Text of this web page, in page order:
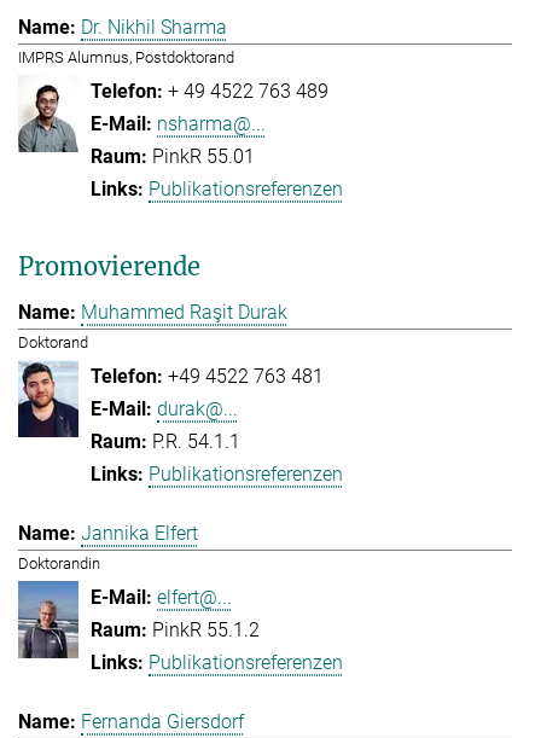
Dr. Nikhil Sharma
IMPRS Alumnus, Postdoktorand
+ 49 4522 763 489
nsharma@...
PinkR 55.01
Publikationsreferenzen
Promovierende
Muhammed Raşit Durak
Doktorand
+49 4522 763 481
durak@...
P.R. 54.1.1
Publikationsreferenzen
Jannika Elfert
Doktorandin
elfert@...
PinkR 55.1.2
Publikationsreferenzen
Fernanda Giersdorf